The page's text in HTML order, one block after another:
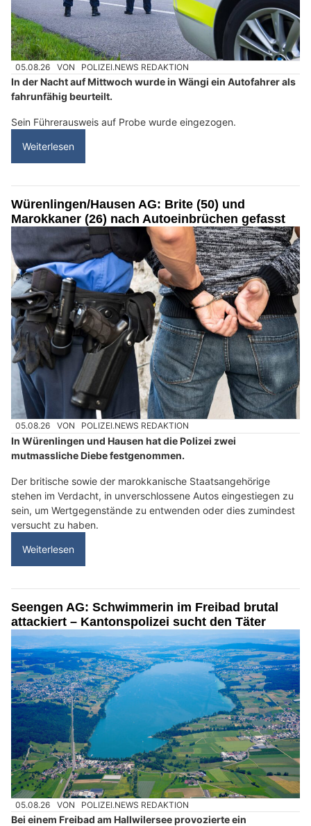
05.08.26 VON POLIZEI.NEWS REDAKTION
In der Nacht auf Mittwoch wurde in Wängi ein Autofahrer als
fahrunfähig beurteilt.
Sein Führerausweis auf Probe wurde eingezogen.
Weiterlesen
Würenlingen/Hausen AG: Brite (50) und
Marokkaner (26) nach Autoeinbrüchen gefasst
05.08.26 VON POLIZEI.NEWS REDAKTION
In Würenlingen und Hausen hat die Polizei zwei
mutmassliche Diebe festgenommen.
Der britische sowie der marokkanische Staatsangehörige
stehen im Verdacht, in unverschlossene Autos eingestiegen zu
sein, um Wertgegenstände zu entwenden oder dies zumindest
versucht zu haben.
Weiterlesen
Seengen AG: Schwimmerin im Freibad brutal
attackiert – Kantonspolizei sucht den Täter
05.08.26 VON POLIZEI.NEWS REDAKTION
Bei einem Freibad am Hallwilersee provozierte ein